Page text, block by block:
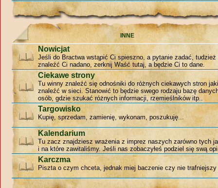
INNE
Nowicjat
Jeśli do Bractwa wstąpić Ci spieszno, a pytanie zadać, tudzież
znaleźć Ci nadano, zerknij Waść tutaj, a będzie Ci to dane.
Ciekawe strony
Tu winny znaleźć się odnośniki do różnych ciekawych stron
znaleźć w sieci. Stanowić to będzie swego rodzaju bazę
osób, gdzie szukać różnych informacji, rzemieślników itp..
Targowisko
Kupię, sprzedam, zamienię, wykonam, poszukuję...
Kalendarium
Tu zacz znajdziesz wrażenia z imprez naszych zarówno tych
i na które zawitaliśmy. Jeśli nas zobaczyłeś podziel się swą
Karczma
Piszta o czym chceta, jednak miej baczenie czy nie trafniejszy